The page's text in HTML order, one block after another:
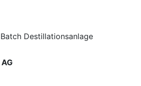
Destillationsanlage